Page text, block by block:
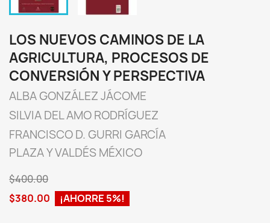
LOS NUEVOS CAMINOS DE LA
AGRICULTURA, PROCESOS DE
CONVERSIÓN Y PERSPECTIVA
ALBA GONZÁLEZ JÁCOME
SILVIA DEL AMO RODRÍGUEZ
FRANCISCO D. GURRI GARCÍA
PLAZA Y VALDÉS MÉXICO
$400.00
$380.00
¡AHORRE 5%!